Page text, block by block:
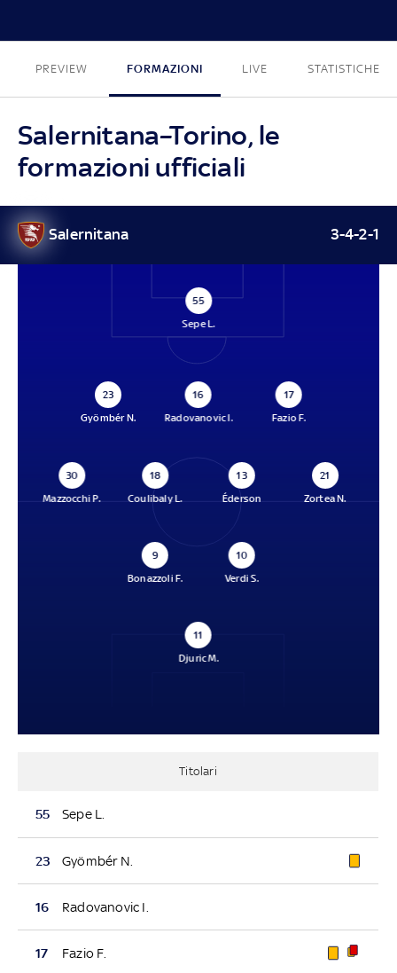
PREVIEW FORMAZIONI LIVE STATISTICHE
Salernitana–Torino, le
formazioni ufficiali
Salernitana 3-4-2-1
55
Sepe L.
23
Gyömbér N.
16
Radovanovic I.
17
Fazio F.
30
Mazzocchi P.
18
Coulibaly L.
13
Éderson
21
Zortea N.
10
Verdi S.
9
Bonazzoli F.
11
Djuric M.
Titolari
55 Sepe L.
23 Gyömbér N.
16 Radovanovic I.
17 Fazio F.